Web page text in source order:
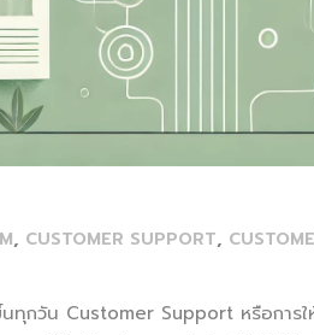
, CUSTOMER SUPPORT,
ทุกวัน Customer Support หรือการ